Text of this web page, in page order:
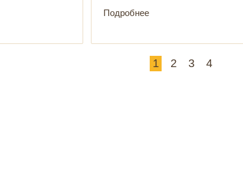
Подробнее
1 2 3 4